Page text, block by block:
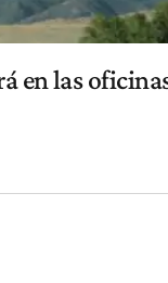
en las